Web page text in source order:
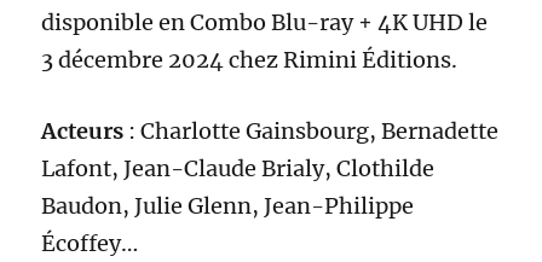
disponible en ComboBlu-ray + 4K UHD le
3 décembre 2024chez Rimini Éditions.
Acteurs :Charlotte Gainsbourg, Bernadette
Lafont, Jean-Claude Brialy, Clothilde
Baudon, Julie Glenn, Jean-Philippe
Écoffey…